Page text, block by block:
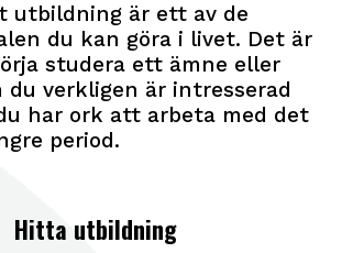
utbildning är ett av de
du kan göra i livet. Det är
studera ett ämne eller
du verkligen är intresserad
har ork att arbeta med det
period.
Hitta utbildning